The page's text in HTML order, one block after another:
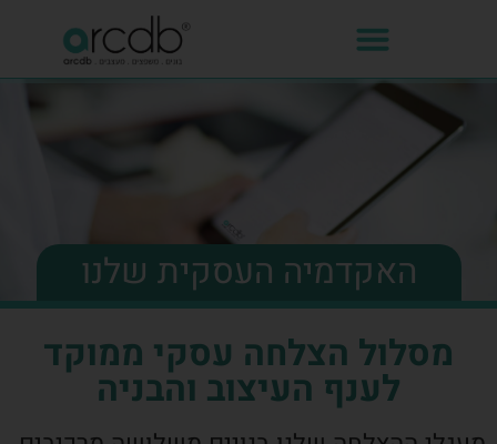
האקדמיה העסקית שלנו
מסלול הצלחה עסקי ממוקד
לענף העיצוב והבניה